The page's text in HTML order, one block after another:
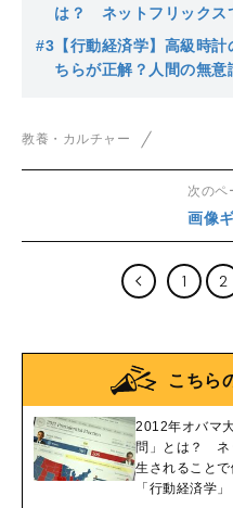
は？ ネットフリックス
で働くバイアス…最強
#3 【行動経済学】高級時
ちらが正解？人間の無
教養・カルチャー
次のペ
画像
1 2
こちら
2012年オバマ
問」とは？ ネ
生されること
「行動経済学」